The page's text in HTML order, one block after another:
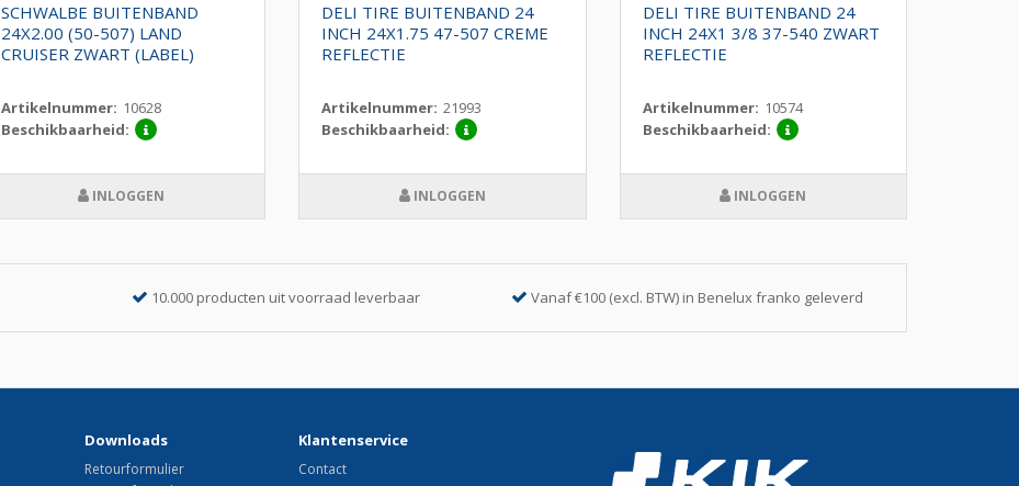
SCHWALBE BUITENBAND
24X2.00 (50-507) LAND
CRUISER ZWART (LABEL)
Artikelnummer: 10628
Beschikbaarheid:
INLOGGEN
DELI TIRE BUITENBAND 24
INCH 24X1.75 47-507 CREME
REFLECTIE
Artikelnummer: 21993
Beschikbaarheid:
INLOGGEN
DELI TIRE BUITENBAND 24
INCH 24X1 3/8 37-540 ZWART
REFLECTIE
Artikelnummer: 10574
Beschikbaarheid:
INLOGGEN
10.000 producten uit voorraad leverbaar Vanaf €100 (excl. BTW) in Benelux franko geleverd
Downloads
Retourformulier
Klantenservice
Contact